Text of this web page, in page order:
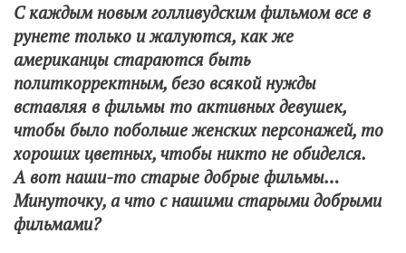
С каждым новым голливудским фильмом все в
рунете только и жалуются, как же
американцы стараются быть
политкорректным, безо всякой нужды
вставляя в фильмы то активных девушек,
чтобы было побольше женских персонажей, то
хороших цветных, чтобы никто не обиделся.
А вот наши-то старые добрые фильмы…
Минуточку, а что с нашими старыми добрыми
фильмами?